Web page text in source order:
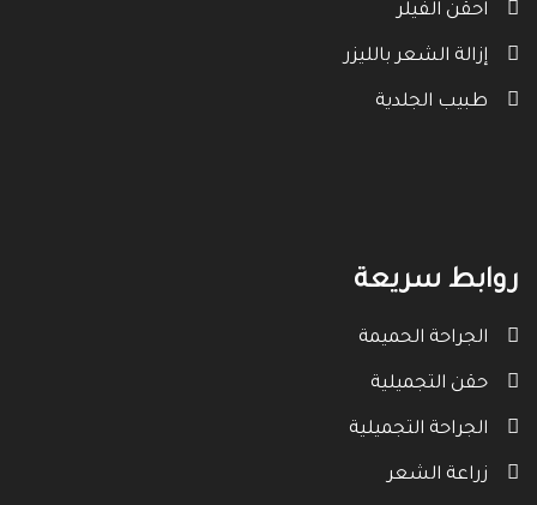
احقن الفيلر
إزالة الشعر بالليزر
طبيب الجلدية
روابط سريعة
الجراحة الحميمة
حقن التجميلية
الجراحة التجميلية
زراعة الشعر